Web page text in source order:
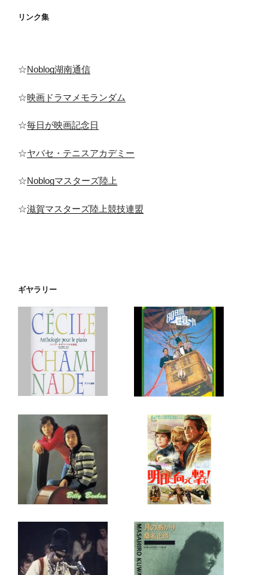
リンク集
☆Noblog湖南通信
☆映画ドラマメモランダム
☆毎日が映画記念日
☆ヤバセ・テニスアカデミー
☆Noblogマスターズ陸上
☆滋賀マスターズ陸上競技連盟
ギヤラリー